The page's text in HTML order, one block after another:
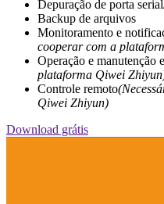
Depuração de porta
Backup de arquivos
Monitoramento e
cooperar com a
Operação e manutenção
plataforma Qiwei
Controle remoto
Qiwei Zhiyun)
Download grátis